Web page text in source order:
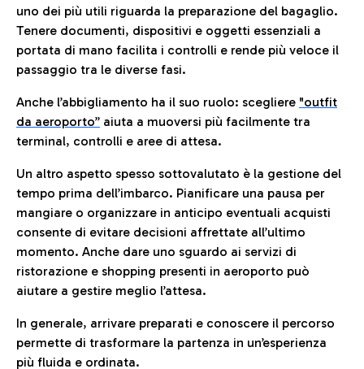
uno dei più utili riguarda la preparazione del bagaglio.
Tenere documenti, dispositivi e oggetti essenziali a
portata di mano facilita i controlli e rende più veloce il
passaggio tra le diverse fasi.
Anche l’abbigliamento ha il suo ruolo: scegliere "outfit
da aeroporto” aiuta a muoversi più facilmente tra
terminal, controlli e aree di attesa.
Un altro aspetto spesso sottovalutato è la gestione del
tempo prima dell’imbarco. Pianificare una pausa per
mangiare o organizzare in anticipo eventuali acquisti
consente di evitare decisioni affrettate all’ultimo
momento. Anche dare uno sguardo ai servizi di
ristorazione e shopping presenti in aeroporto può
aiutare a gestire meglio l’attesa.
In generale, arrivare preparati e conoscere il percorso
permette di trasformare la partenza in un’esperienza
più fluida e ordinata.